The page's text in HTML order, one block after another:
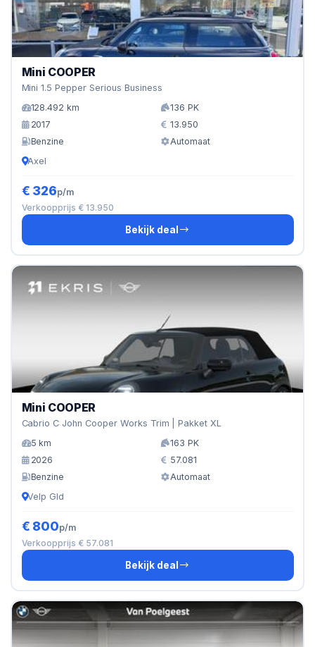
Mini COOPER
Mini 1.5 Pepper Serious Business
128.492 km
136 PK
2017
13.950
Benzine
Automaat
Axel
€ 326p/m
Verkoopprijs € 13.950
Bekijk deal
Mini COOPER
Cabrio C John Cooper Works Trim | Pakket XL
5 km
163 PK
2026
57.081
Benzine
Automaat
Velp Gld
€ 800p/m
Verkoopprijs € 57.081
Bekijk deal